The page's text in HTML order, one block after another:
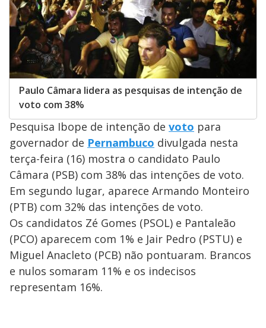
Paulo Câmara lidera as pesquisas de intenção de
voto com 38%
Pesquisa Ibope de intenção de voto para
governador de Pernambuco divulgada nesta
terça-feira (16) mostra o candidato Paulo
Câmara (PSB) com 38% das intenções de voto.
Em segundo lugar, aparece Armando Monteiro
(PTB) com 32% das intenções de voto.
Os candidatos Zé Gomes (PSOL) e Pantaleão
(PCO) aparecem com 1% e Jair Pedro (PSTU) e
Miguel Anacleto (PCB) não pontuaram. Brancos
e nulos somaram 11% e os indecisos
representam 16%.